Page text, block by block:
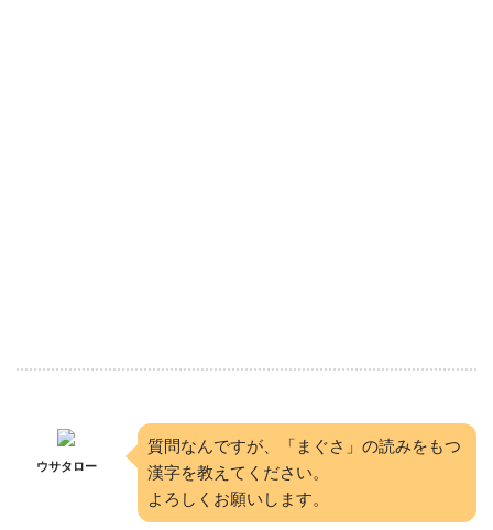
ウサタロー
質問なんですが、「まぐさ」の読みをもつ
漢字を教えてください。
よろしくお願いします。